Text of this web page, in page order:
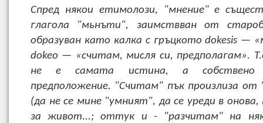
Спред някои етимолози, "мнение" е
глагола "мьнъти", заимствван от
образуван като калка с гръцкото dokesis —
dokeo — «считам, мисля си, предполагам».
не е самата истина, а собствено
предположение. "Считам" пък произлиза
(да не се мине "умният", да се уреди в
за живот...; оттук и - "разчитам" на